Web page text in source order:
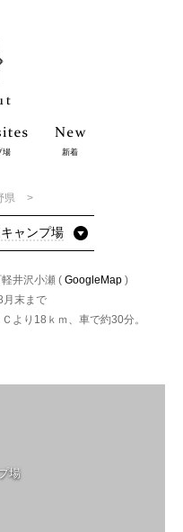
場 新着
県
ャンプ場
井沢小瀬 ( GoogleMap )
月末まで
より18ｋｍ、車で約30分。
場